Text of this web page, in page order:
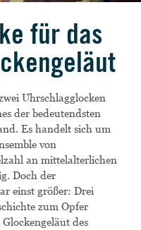
für das
Uhrschlagglocken
der bedeutendsten
Es handelt sich um
von
an mittelalterlichen
Doch der
einst größer: Drei
zum Opfer
des